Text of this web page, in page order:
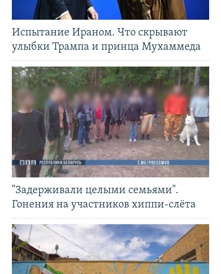
Испытание Ираном. Что скрывают
улыбки Трампа и принца Мухаммеда
"Задерживали целыми семьями".
Гонения на участников хиппи-слёта